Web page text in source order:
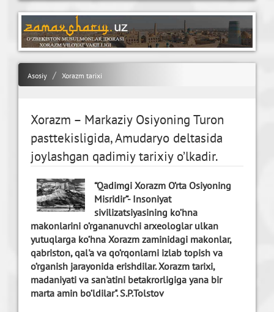
Asosiy Xorazm tarixi
Xorazm – Markaziy Osiyoning Turon
pasttеkisligida, Amudaryo dеltasida
joylashgan qadimiy tarixiy o’lkadir.
“Qadimgi Xorazm O’rta Osiyoning
Misridir”- Insoniyat
sivilizatsiyasining ko’hna
makonlarini o’rgananuvchi arxеologlar ulkan
yutuqlarga ko’hna Xorazm zaminidagi makonlar,
qabriston, qal'a va qo’rqonlarni izlab topish va
o’rganish jarayonida erishdilar. Xorazm tarixi,
madaniyati va san'atini bеtakrorligiga yana bir
marta amin bo’ldilar". S.P.Tolstov